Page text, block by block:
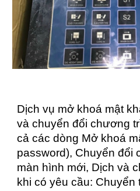
Dịch vụ mở khoá mật
và chuyển đổi chương
cả các dòng Mở khoá
password), Chuyển đổi
màn hình mới, Dịch và
khi có yêu cầu: Chuyển